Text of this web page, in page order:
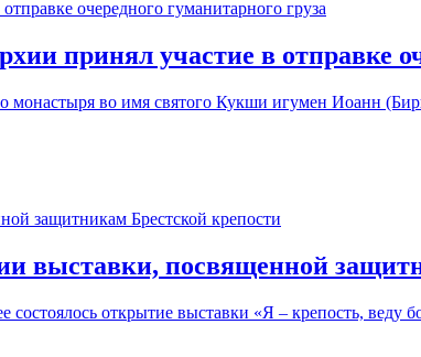
принял участие в отправке
во имя святого Кукши игумен Иоанн
выставки, посвященной
состоялось открытие выставки «Я – крепость,